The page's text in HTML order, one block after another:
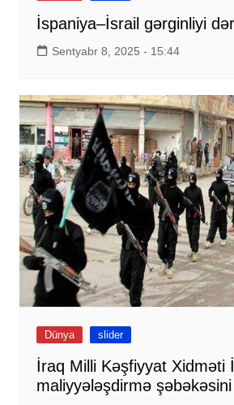
İspaniya–İsrail gərginliyi
Sentyabr 8, 2025 - 15:44
Dünya slider
İraq Milli Kəşfiyyat Xidməti
maliyyələşdirmə